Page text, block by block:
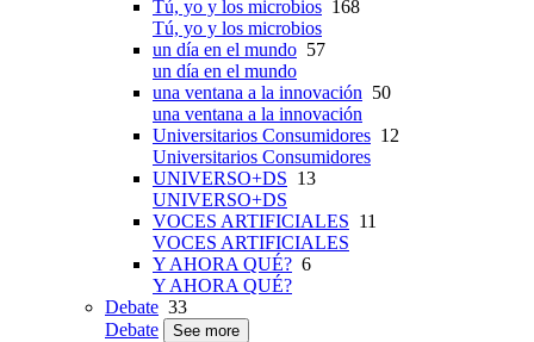
Tú, yo y los microbios 168
Tú, yo y los microbios
un día en el mundo 57
un día en el mundo
una ventana a la innovación 50
una ventana a la innovación
Universitarios Consumidores 12
Universitarios Consumidores
UNIVERSO+DS 13
UNIVERSO+DS
VOCES ARTIFICIALES 11
VOCES ARTIFICIALES
Y AHORA QUÉ? 6
Y AHORA QUÉ?
Debate 33
Debate
See more